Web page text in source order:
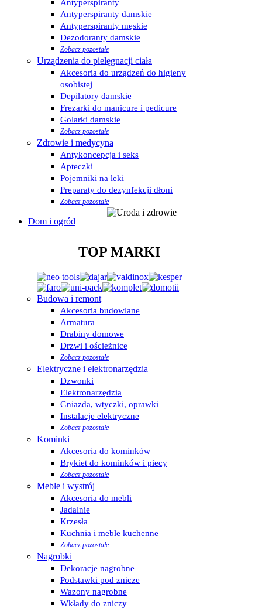
Antyperspiranty
Antyperspiranty damskie
Antyperspiranty męskie
Dezodoranty damskie
Zobacz pozostałe
Urządzenia do pielęgnacji ciała
Akcesoria do urządzeń do higieny
osobistej
Depilatory damskie
Frezarki do manicure i pedicure
Golarki damskie
Zobacz pozostałe
Zdrowie i medycyna
Antykoncepcja i seks
Apteczki
Pojemniki na leki
Preparaty do dezynfekcji dłoni
Zobacz pozostałe
Dom i ogród
TOP MARKI
Budowa i remont
Akcesoria budowlane
Armatura
Drabiny domowe
Drzwi i ościeżnice
Zobacz pozostałe
Elektryczne i elektronarzędzia
Dzwonki
Elektronarzędzia
Gniazda, wtyczki, oprawki
Instalacje elektryczne
Zobacz pozostałe
Kominki
Akcesoria do kominków
Brykiet do kominków i piecy
Zobacz pozostałe
Meble i wystrój
Akcesoria do mebli
Jadalnie
Krzesła
Kuchnia i meble kuchenne
Zobacz pozostałe
Nagrobki
Dekoracje nagrobne
Podstawki pod znicze
Wazony nagrobne
Wkłady do zniczy